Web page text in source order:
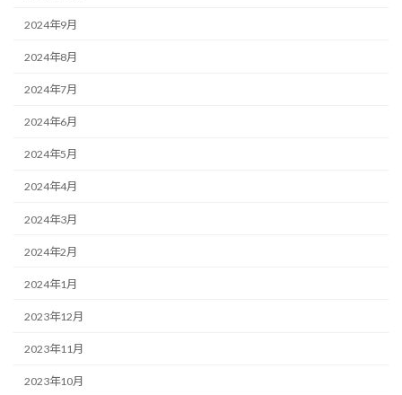
2024年9月
2024年8月
2024年7月
2024年6月
2024年5月
2024年4月
2024年3月
2024年2月
2024年1月
2023年12月
2023年11月
2023年10月